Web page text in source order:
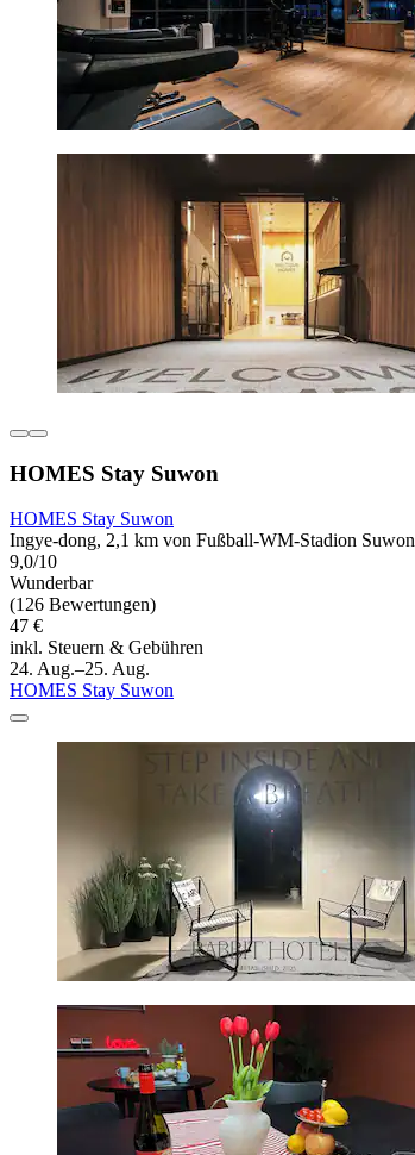
HOMES Stay Suwon
HOMES Stay Suwon
Ingye-dong, 2,1 km von Fußball-WM-Stadion
9,0/10
Wunderbar
(126 Bewertungen)
47 €
inkl. Steuern & Gebühren
24. Aug.–25. Aug.
HOMES Stay Suwon